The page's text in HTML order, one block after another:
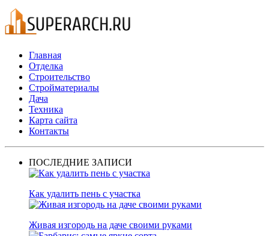
Главная
Отделка
Строительство
Стройматериалы
Дача
Техника
Карта сайта
Контакты
ПОСЛЕДНИЕ ЗАПИСИ
Как удалить пень с участка
Живая изгородь на даче своими руками